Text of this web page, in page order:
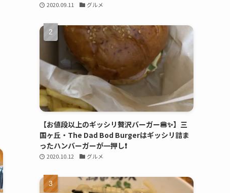
2020.09.11 グルメ
【お値段以上のギッシリ贅沢バーガー🍔✨】三
国ヶ丘・The Dad Bod Burgerはギッシリ詰ま
ったハンバーガーが一押し❗️
2020.10.12 グルメ